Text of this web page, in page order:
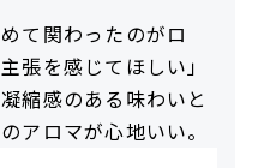
て関わったのがロ
張を感じてほしい」
縮感のある味わいと
アロマが心地いい。